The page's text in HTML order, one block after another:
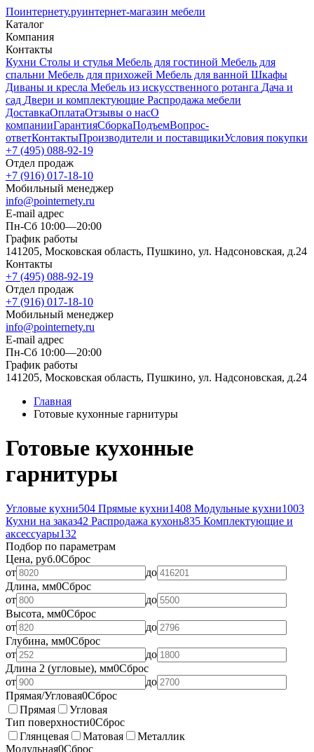
Поинтернету.руинтернет-магазин мебели
Каталог
Компания
Контакты
Кухни Столы и стулья Мебель для гостиной Мебель для
спальни Мебель для прихожей Мебель для ванной Шкафы
Диваны и кресла Мебель из искусственного ротанга Дача и
сад Двери и комплектующие Распродажа мебели
ДоставкаОплатаОтзывы о насО
компанииГарантияСборкаПодъемВопрос-
ответКонтактыПроизводители и поставщикиУсловия покупки
+7 (495) 088-92-19
Отдел продаж
+7 (916) 017-18-10
Мобильный менеджер
info@pointernety.ru
E-mail адрес
Пн-Сб 10:00—20:00
График работы
141205, Московская область, Пушкино, ул. Надсоновская, д.24
Контакты
+7 (495) 088-92-19
Отдел продаж
+7 (916) 017-18-10
Мобильный менеджер
info@pointernety.ru
E-mail адрес
Пн-Сб 10:00—20:00
График работы
141205, Московская область, Пушкино, ул. Надсоновская, д.24
Главная
Готовые кухонные гарнитуры
Готовые кухонные
гарнитуры
Угловые кухни504 Прямые кухни1408 Модульные кухни1003
Кухни на заказ42 Распродажа кухонь835 Комплектующие и
аксессуары132
Подбор по параметрам
Цена, руб.0Сброс
от
до
Длина, мм0Сброс
от
до
Высота, мм0Сброс
от
до
Глубина, мм0Сброс
от
до
Длина 2 (угловые), мм0Сброс
от
до
Прямая/Угловая0Сброс
Прямая
Угловая
Тип поверхности0Сброс
Глянцевая
Матовая
Металлик
Модульная0Сброс